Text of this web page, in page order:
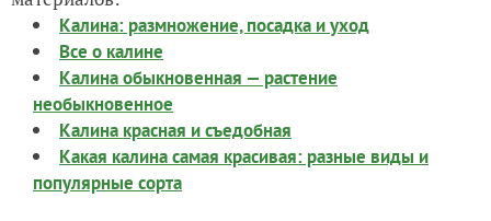
Калина: размножение, посадка и уход
Все о калине
Калина обыкновенная — растение
необыкновенное
Калина красная и съедобная
Какая калина самая красивая: разные виды и
популярные сорта